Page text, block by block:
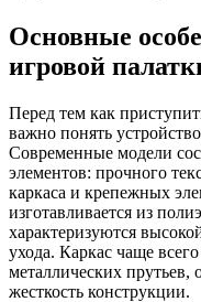
Основные
игровой
Перед тем как
важно понять
Современные модели
элементов: прочного
каркаса и крепежных
изготавливается из
характеризуются
ухода. Каркас чаще
металлических
жесткость конструкции.